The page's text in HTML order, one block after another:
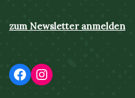
zum Newsletter anmelden